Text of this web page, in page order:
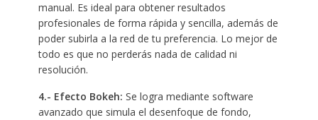
manual. Es ideal para obtener resultados
profesionales de forma rápida y sencilla, además de
poder subirla a la red de tu preferencia. Lo mejor de
todo es que no perderás nada de calidad ni
resolución.
4.- Efecto Bokeh: Se logra mediante software
avanzado que simula el desenfoque de fondo,